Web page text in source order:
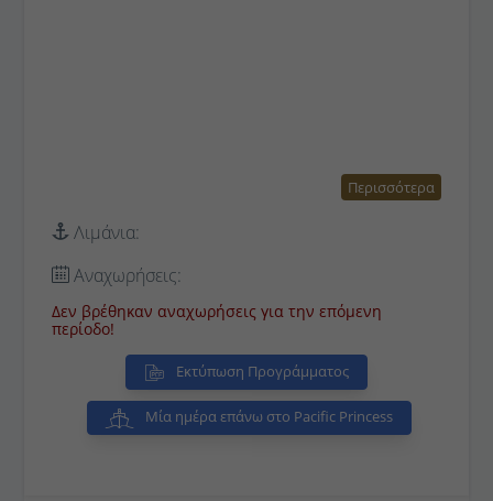
Περισσότερα
Λιμάνια:
Αναχωρήσεις:
Δεν βρέθηκαν αναχωρήσεις για την επόμενη
περίοδο!
Εκτύπωση Προγράμματος
Μία ημέρα επάνω στο Pacific Princess